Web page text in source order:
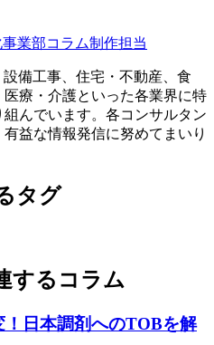
業部コラム制作担当
備工事、住宅・不動産、食
療・介護といった各業界に特
んでいます。各コンサルタン
益な情報発信に努めてまいり
タグ
するコラム
日本調剤へのTOBを解